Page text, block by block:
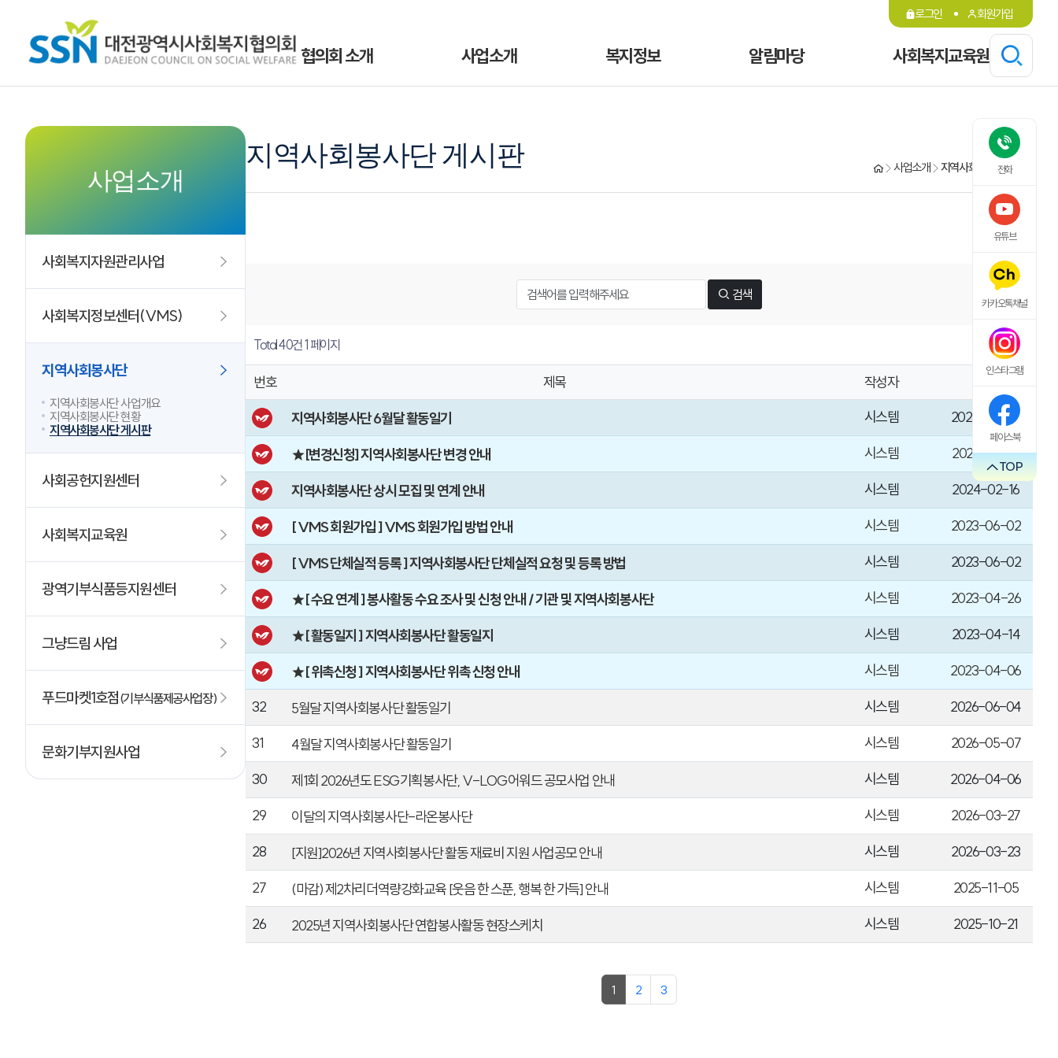
전화
유튜브
카카오톡채널
인스타그램
페이스북
TOP
로그인 회원가입
협의회 소개 사업소개 복지정보 알림마당 사회복지교육원
사업소개
사회복지자원관리사업
사회복지정보센터(VMS)
지역사회봉사단
지역사회봉사단 사업개요
지역사회봉사단 현황
지역사회봉사단 게시판
사회공헌지원센터
사회복지교육원
광역기부식품등지원센터
그냥드림 사업
푸드마켓1호점(기부식품제공사업장)
문화기부지원사업
지역사회봉사단 게시판 사업소개 지역사회봉사단 게시판
검색
Total 40건1 페이지
번호 제목 작성자
지역사회봉사단 6월달 활동일기
시스템 2026-07-07
★[변경신청] 지역사회봉사단 변경 안내 시스템 2025-04-18
지역사회봉사단 상시 모집 및 연계 안내 시스템 2024-02-16
[ VMS 회원가입 ] VMS 회원가입 방법 안내 시스템 2023-06-02
[ VMS 단체실적 등록 ] 지역사회봉사단 단체실적 요청 및 등록 방법 시스템 2023-06-02
★[ 수요 연계 ] 봉사활동 수요 조사 및 신청 안내 / 기관 및 지역사회봉사단 시스템 2023-04-26
★[ 활동일지 ] 지역사회봉사단 활동일지 시스템 2023-04-14
★[ 위촉신청 ] 지역사회봉사단 위촉 신청 안내 시스템
2023-04-06
32
5월달 지역사회봉사단 활동일기 시스템
2026-06-04
31
4월달 지역사회봉사단 활동일기 시스템
2026-05-07
30
제1회 2026년도 ESG기획봉사단, V-LOG어워드 공모사업 안내 시스템
2026-04-06
29
이달의 지역사회봉사단-라온봉사단 시스템
2026-03-27
28
[지원]2026년 지역사회봉사단 활동 재료비 지원 사업공모 안내 시스템
2026-03-23
27
(마감) 제2차리더역량강화교육 [웃음 한 스푼, 행복 한 가득] 안내 시스템
2025-11-05
26
2025년 지역사회봉사단 연합봉사활동 현장스케치 시스템 2025-10-21
1 2 3